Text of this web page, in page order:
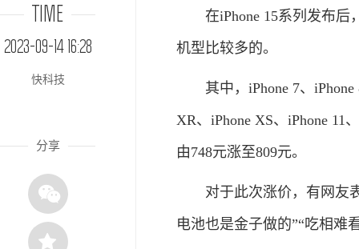
TIME
2023-09-14 16:28
快科技
分享
在iPhone 15系列发布后
机型比较多的。
其中，iPhone 7、iPhone 8
XR、iPhone XS、iPhone 11
由748元涨至809元。
对于此次涨价，有网友表
电池也是金子做的”“吃相难